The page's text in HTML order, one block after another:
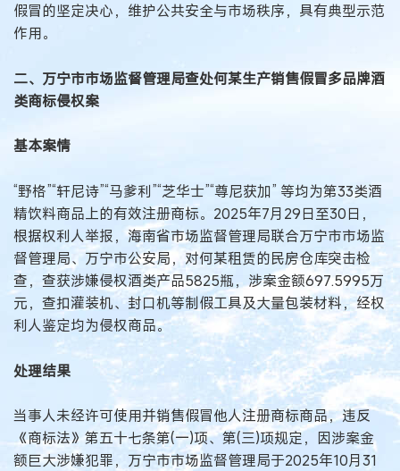
假冒的坚定决心，维护公共安全与市场秩序，具有典型示范
作用。
二、万宁市市场监督管理局查处何某生产销售假冒多品牌酒
类商标侵权案
基本案情
“野格”“轩尼诗”“马爹利”“芝华士”“尊尼获加” 等均为第33类酒
精饮料商品上的有效注册商标。2025年7月29日至30日，
根据权利人举报，海南省市场监督管理局联合万宁市市场监
督管理局、万宁市公安局，对何某租赁的民房仓库突击检
查，查获涉嫌侵权酒类产品5825瓶，涉案金额697.5995万
元，查扣灌装机、封口机等制假工具及大量包装材料，经权
利人鉴定均为侵权商品。
处理结果
当事人未经许可使用并销售假冒他人注册商标商品，违反
《商标法》第五十七条第(一)项、第(三)项规定，因涉案金
额巨大涉嫌犯罪，万宁市市场监督管理局于2025年10月31